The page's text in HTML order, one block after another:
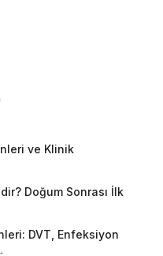
ve Klinik
Doğum Sonrası İlk
DVT, Enfeksiyon